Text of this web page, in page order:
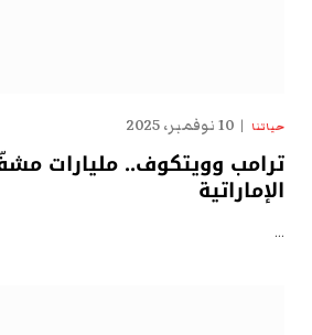
حياتنا 10 نوفمبر، 2025
ترامب وويتكوف.. مليارات
الإماراتية
…